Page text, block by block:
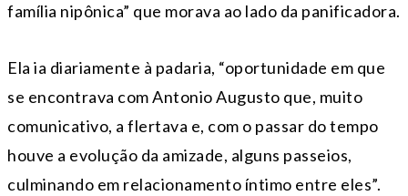
família nipônica” que morava ao lado da panificadora.
Ela ia diariamente à padaria, “oportunidade em que
se encontrava com Antonio Augusto que, muito
comunicativo, a flertava e, com o passar do tempo
houve a evolução da amizade, alguns passeios,
culminando em relacionamento íntimo entre eles”.